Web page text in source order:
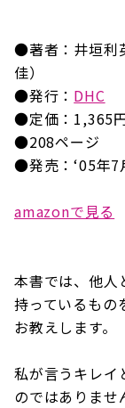
●著者：井垣利
佳）
●発行： DHC
●定価：1,365
●208ページ
●発売：‘05年7
amazonで見る
本書では、他人
持っているもの
お教えします。
私が言うキレイ
のではありませ